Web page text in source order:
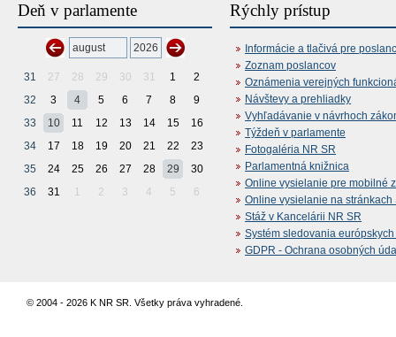
Deň v parlamente
31 27 28 29 30 31 1
2
32
3 4 5 6 7 8
9
33
10 11 12 13 14 15
16
34
17 18 19 20 21 22
23
35
24 25 26 27 28 29
30
36
31 1 2 3 4 5 6
Rýchly prístup
Informácie a tlačivá pre
Zoznam poslancov
Oznámenia verejných
Návštevy a prehliadky
Vyhľadávanie v návrhoch
Týždeň v parlamente
Fotogaléria NR SR
Parlamentná knižnica
Online vysielanie pre mobilné
Online vysielanie na stránkach
Stáž v Kancelárii NR SR
Systém sledovania
GDPR - Ochrana osobných
© 2004 - 2026 K NR SR. Všetky práva vyhradené.